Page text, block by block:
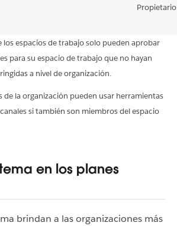
los espacios de trabajo solo pueden aprobar
para su espacio de trabajo que no hayan
a nivel de organización.
de la organización pueden usar herramientas
si también son miembros del espacio
en los planes
brindan a las organizaciones más